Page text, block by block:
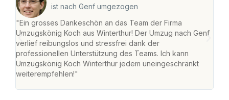
ist nach Genf umgezogen
"Ein grosses Dankeschön an das Team der Firma
Umzugskönig Koch aus Winterthur! Der Umzug nach Genf
verlief reibungslos und stressfrei dank der
professionellen Unterstützung des Teams. Ich kann
Umzugskönig Koch Winterthur jedem uneingeschränkt
weiterempfehlen!"